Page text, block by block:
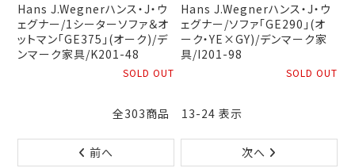
Hans J.Wegnerハンス・J・ウ
ェグナー/1シーターソファ＆オ
ットマン「GE375」(オーク)/デ
ンマーク家具/K201-48
SOLD OUT
Hans J.Wegnerハンス・J・ウ
ェグナー/ソファ「GE290」(オ
ーク・YE×GY)/デンマーク家
具/I201-98
SOLD OUT
全303商品 13-24 表示
前へ 次へ